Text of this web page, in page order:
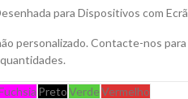
para Dispositivos com
personalizado. Contacte-nos
PretoVerdeVermelho